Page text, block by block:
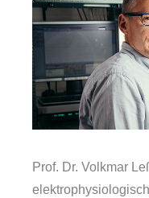
Prof. Dr. Volkmar